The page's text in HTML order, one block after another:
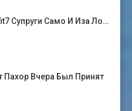
Супруги Само И Иза Ло…
Пахор Вчера Был Принят